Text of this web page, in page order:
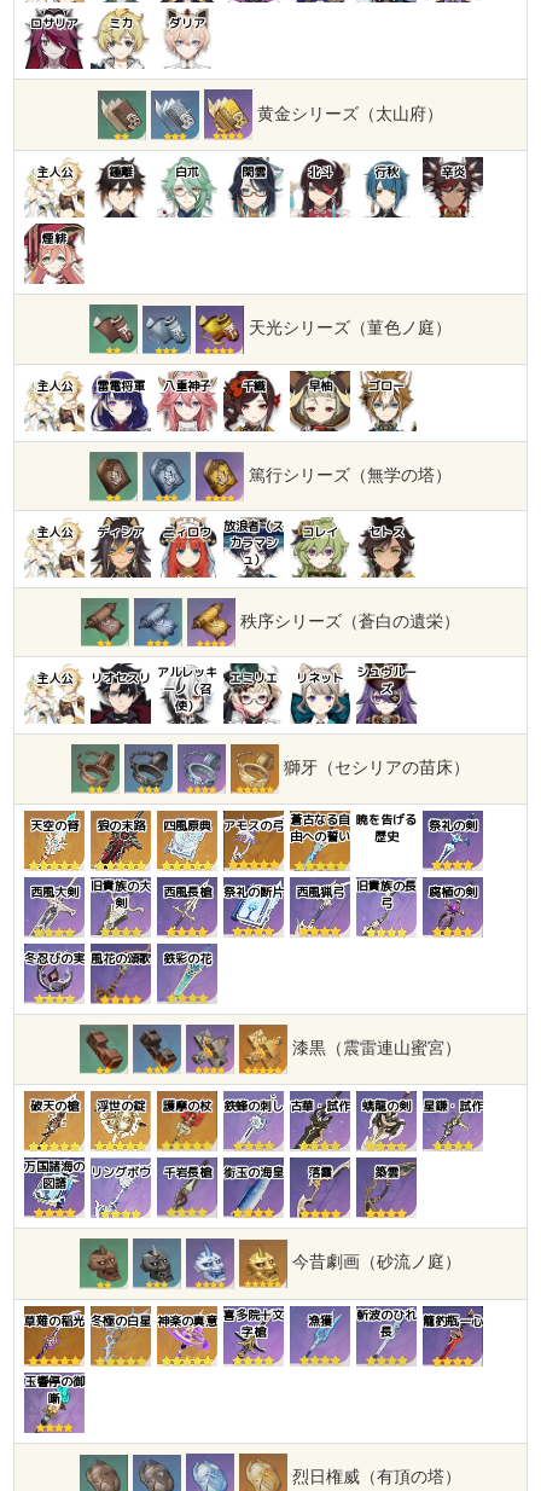
ロサリア ミカ ダリア
黄金シリーズ（太山府）
主人公 鍾離 白朮 閑雲 北斗 行秋 辛炎
煙緋
天光シリーズ（菫色ノ庭）
主人公 雷電将軍 八重神子 千織 早柚 ゴロー
篤行シリーズ（無学の塔）
主人公 ディシア ニィロウ
放浪者（ス
カラマシ
ュ）
コレイ セトス
秩序シリーズ（蒼白の遺栄）
主人公 リオセスリ アルレッキ
ーノ（召
使）
エミリエ リネット
シュヴルー
ズ
獅牙（セシリアの苗床）
天空の脊 狼の末路 四風原典 アモスの弓 蒼古なる自
由への誓い
暁を告げる
歴史
祭礼の剣
西風大剣
旧貴族の大
剣
西風長槍 祭礼の断片 西風猟弓
旧貴族の長
弓
腐植の剣
冬忍びの実 風花の頌歌 鉄彩の花
漆黒（震雷連山蜜宮）
破天の槍 浮世の錠 護摩の杖 鉄蜂の刺し 古華・試作 螭龍の剣 星鎌・試作
万国諸海の
図譜
リングボウ 千岩長槍 銜玉の海皇 落霞 築雲
今昔劇画（砂流ノ庭）
草薙の稲光 冬極の白星 神楽の真意 喜多院十文
字槍
漁獲
斬波のひれ
長
籠釣瓶一心
玉響停の御
噺
烈日権威（有頂の塔）